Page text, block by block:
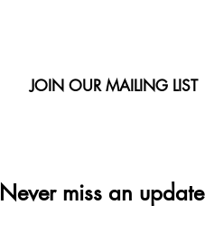
JOIN OUR MAILING LIST
Never miss an update